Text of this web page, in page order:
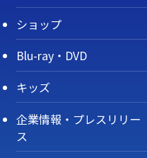
ショップ
Blu-ray・DVD
キッズ
企業情報・プレスリリー
ス